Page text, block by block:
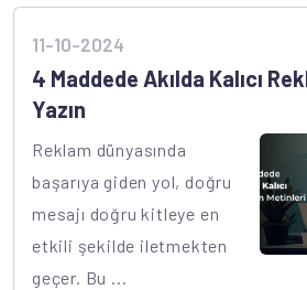
11-10-2024
4 Maddede Akılda Kalıcı
Yazın
Reklam dünyasında
başarıya giden yol, doğru
mesajı doğru kitleye en
etkili şekilde iletmekten
geçer. Bu ...